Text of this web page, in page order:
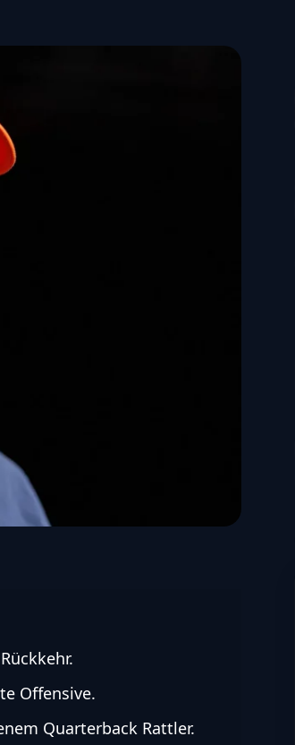
Offensive.
Quarterback Rattler.